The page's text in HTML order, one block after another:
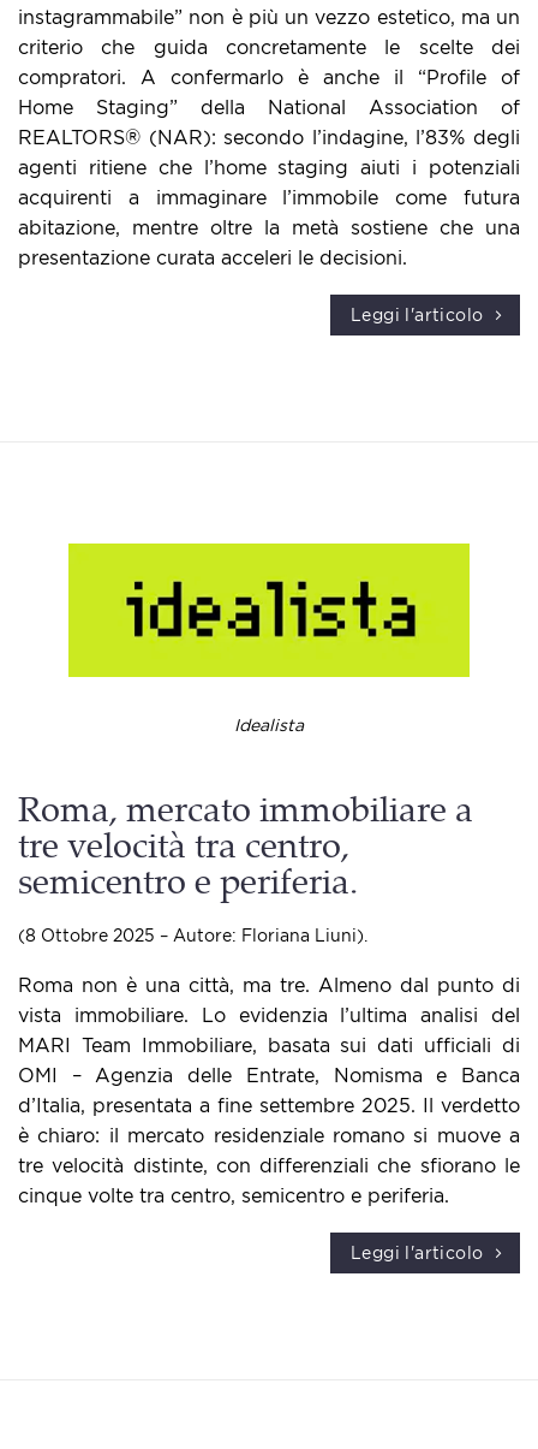
instagrammabile” non è più un vezzo estetico, ma un
criterio che guida concretamente le scelte dei
compratori. A confermarlo è anche il “Profile of
Home Staging” della National Association of
REALTORS® (NAR): secondo l’indagine, l’83% degli
agenti ritiene che l’home staging aiuti i potenziali
acquirenti a immaginare l’immobile come futura
abitazione, mentre oltre la metà sostiene che una
presentazione curata acceleri le decisioni.
Leggi l'articolo
Idealista
Roma, mercato immobiliare a
tre velocità tra centro,
semicentro e periferia.
(8 Ottobre 2025 – Autore: Floriana Liuni).
Roma non è una città, ma tre. Almeno dal punto di
vista immobiliare. Lo evidenzia l’ultima analisi del
MARI Team Immobiliare, basata sui dati ufficiali di
OMI – Agenzia delle Entrate, Nomisma e Banca
d’Italia, presentata a fine settembre 2025. Il verdetto
è chiaro: il mercato residenziale romano si muove a
tre velocità distinte, con differenziali che sfiorano le
cinque volte tra centro, semicentro e periferia.
Leggi l'articolo